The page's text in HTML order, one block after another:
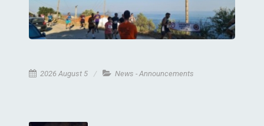
2026 August 5 News - Announcements